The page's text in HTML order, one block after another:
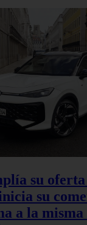
su
su
a la misma